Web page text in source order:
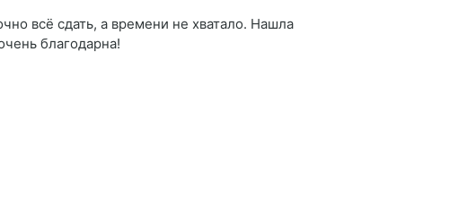
всё сдать, а времени не хватало. Нашла
благодарна!